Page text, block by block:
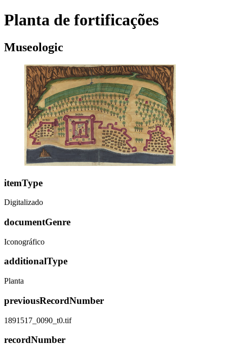
Planta de fortificações
Museologic
itemType
Digitalizado
documentGenre
Iconográfico
additionalType
Planta
previousRecordNumber
1891517_0090_t0.tif
recordNumber